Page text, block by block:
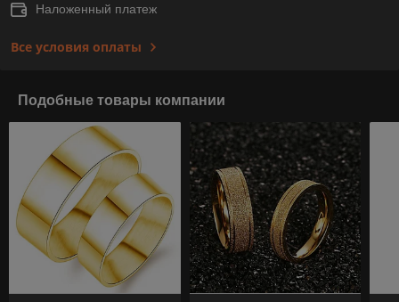
Наложенный платеж
Все условия оплаты
Подобные товары компании